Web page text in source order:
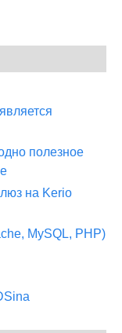
полезное
на Kerio
MySQL, PHP)